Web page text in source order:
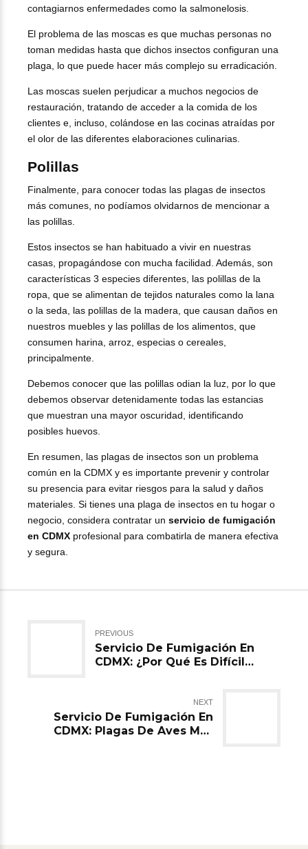
contagiarnos enfermedades como la salmonelosis.
El problema de las moscas es que muchas personas no
toman medidas hasta que dichos insectos configuran una
plaga, lo que puede hacer más complejo su erradicación.
Las moscas suelen perjudicar a muchos negocios de
restauración, tratando de acceder a la comida de los
clientes e, incluso, colándose en las cocinas atraídas por
el olor de las diferentes elaboraciones culinarias.
Polillas
Finalmente, para conocer todas las plagas de insectos
más comunes, no podíamos olvidarnos de mencionar a
las polillas.
Estos insectos se han habituado a vivir en nuestras
casas, propagándose con mucha facilidad. Además, son
características 3 especies diferentes, las polillas de la
ropa, que se alimentan de tejidos naturales como la lana
o la seda, las polillas de la madera, que causan daños en
nuestros muebles y las polillas de los alimentos, que
consumen harina, arroz, especias o cereales,
principalmente.
Debemos conocer que las polillas odian la luz, por lo que
debemos observar detenidamente todas las estancias
que muestran una mayor oscuridad, identificando
posibles huevos.
En resumen, las plagas de insectos son un problema
común en la CDMX y es importante prevenir y controlar
su presencia para evitar riesgos para la salud y daños
materiales. Si tienes una plaga de insectos en tu hogar o
negocio, considera contratar un servicio de fumigación
en CDMX profesional para combatirla de manera efectiva
y segura.
PREVIOUS
Servicio De Fumigación En
CDMX: ¿Por Qué Es Difícil
NEXT
Servicio De Fumigación En
CDMX: Plagas De Aves Más